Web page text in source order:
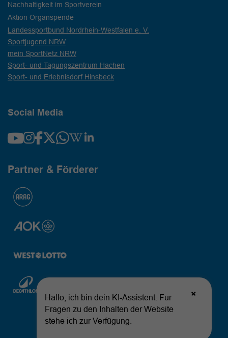
Nachhaltigkeit im Sportverein
Aktion Organspende
Landessportbund Nordrhein-Westfalen e. V.
Sportjugend NRW
mein SportNetz NRW
Sport- und Tagungszentrum Hachen
Sport- und Erlebnisdorf Hinsbeck
Social Media
Partner & Förderer